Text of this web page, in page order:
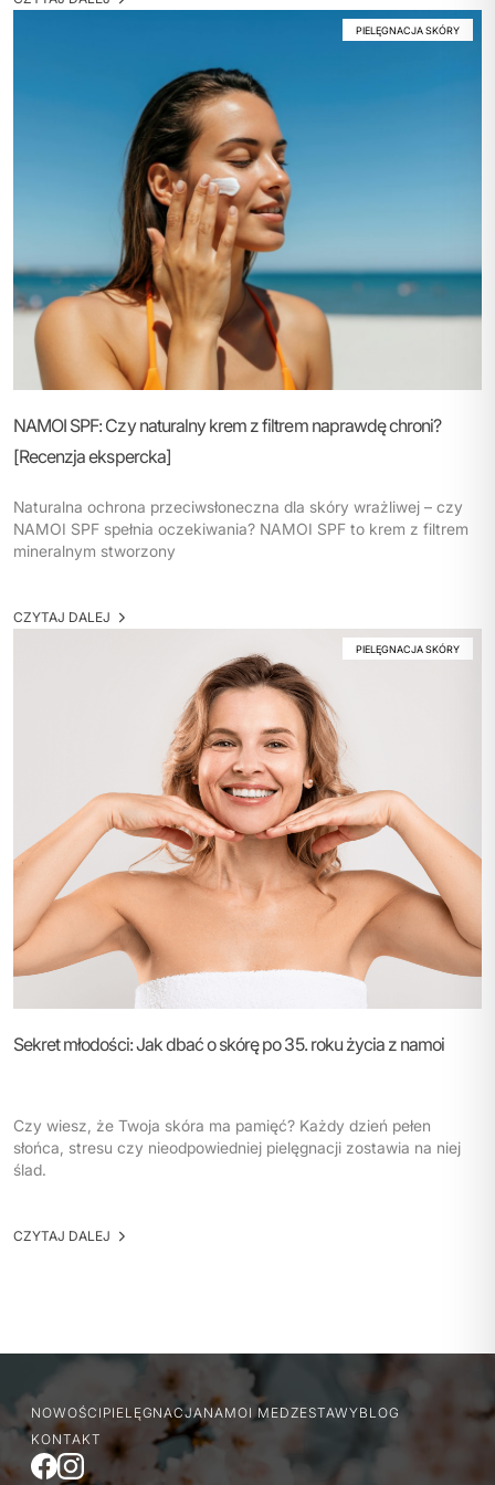
PIELĘGNACJA SKÓRY
NAMOI SPF: Czy naturalny krem z filtrem naprawdę chroni?
[Recenzja ekspercka]
Naturalna ochrona przeciwsłoneczna dla skóry wrażliwej – czy
NAMOI SPF spełnia oczekiwania? NAMOI SPF to krem z filtrem
mineralnym stworzony
CZYTAJ DALEJ
PIELĘGNACJA SKÓRY
Sekret młodości: Jak dbać o skórę po 35. roku życia z namoi
Czy wiesz, że Twoja skóra ma pamięć? Każdy dzień pełen
słońca, stresu czy nieodpowiedniej pielęgnacji zostawia na niej
ślad.
CZYTAJ DALEJ
NOWOŚCI PIELĘGNACJANAMOI MEDZESTAWYBLOG
KONTAKT